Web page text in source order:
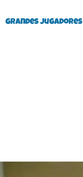
Grandes Jugadores